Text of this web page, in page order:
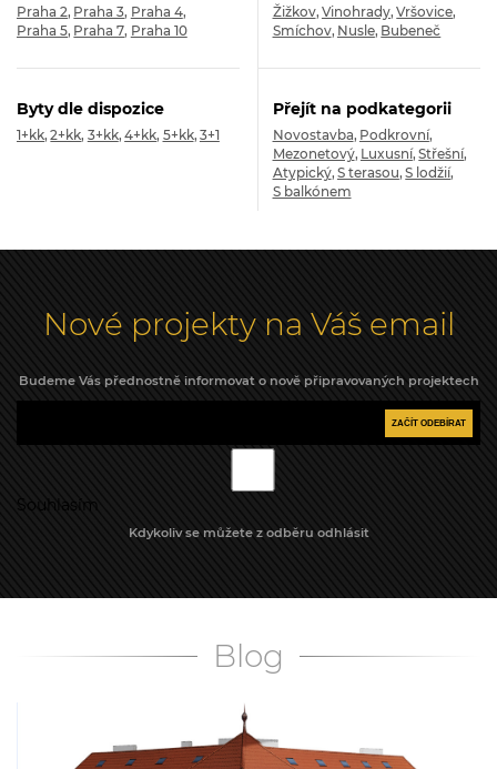
Praha 2 Praha 3 Praha 4
Praha 5 Praha 7 Praha 10
Žižkov Vinohrady Vršovice
Smíchov Nusle Bubeneč
Byty dle dispozice
1+kk 2+kk 3+kk 4+kk 5+kk 3+1
Přejít na podkategorii
Novostavba Podkrovní
Mezonetový Luxusní Střešní
Atypický S terasou S lodžií
S balkónem
Nové projekty na Váš email
Budeme Vás přednostně informovat o nově připravovaných projektech
Souhlasím
ZAČÍT ODEBÍRAT
Kdykoliv se můžete z odběru odhlásit
Blog